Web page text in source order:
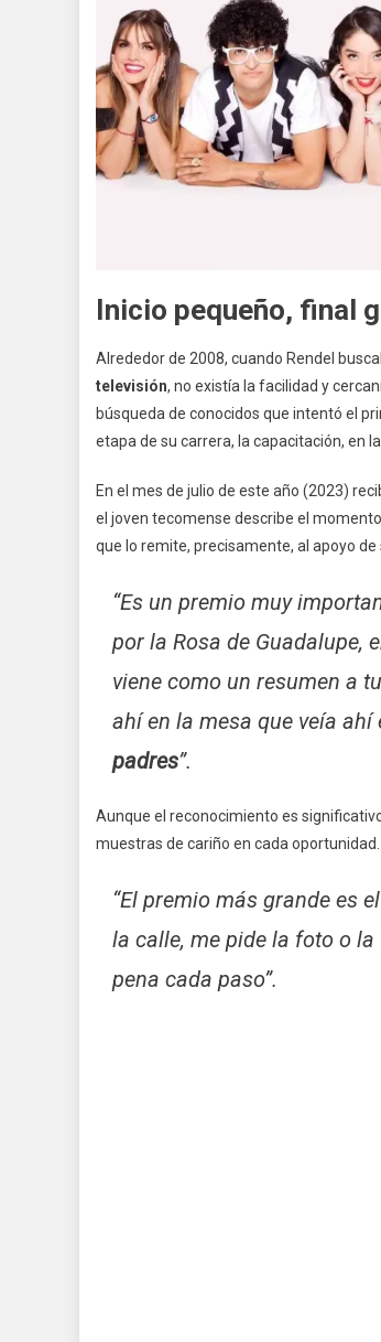
Inicio pequeño, final
Alrededor de 2008, cuando Rendel
televisión, no existía la facilidad y
búsqueda de conocidos que intentó el
etapa de su carrera, la capacitación, en
En el mes de julio de este año (2023)
el joven tecomense describe el
que lo remite, precisamente, al apoyo de
“Es un premio muy
por la Rosa de Guadalupe,
viene como un resumen a
ahí en la mesa que veía
padres”.
Aunque el reconocimiento es
muestras de cariño en cada oportunidad.
“El premio más grande es
la calle, me pide la foto o
pena cada paso”.